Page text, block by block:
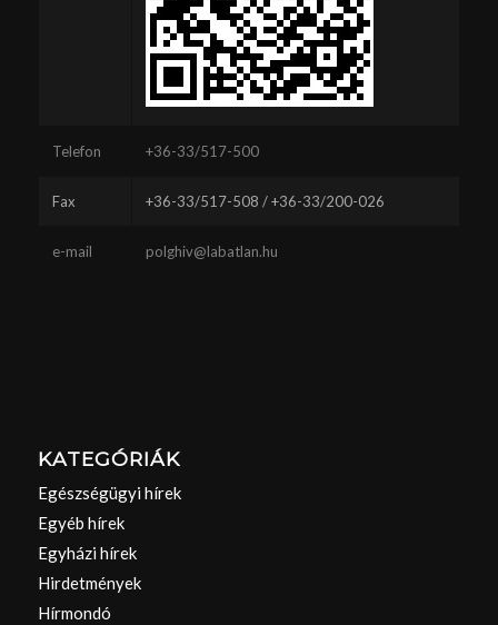
Telefon +36-33/517-500
Fax +36-33/517-508 / +36-33/200-026
e-mail polghiv@labatlan.hu
KATEGÓRIÁK
Egészségügyi hírek
Egyéb hírek
Egyházi hírek
Hirdetmények
Hírmondó